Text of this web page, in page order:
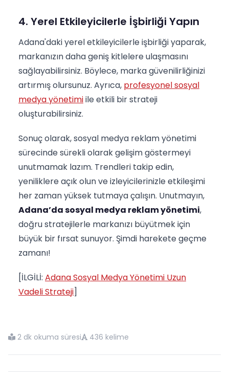
4. Yerel Etkileyicilerle İşbirliği Yapın
Adana'daki yerel etkileyicilerle işbirliği yaparak,
markanızın daha geniş kitlelere ulaşmasını
sağlayabilirsiniz. Böylece, marka güvenilirliğinizi
artırmış olursunuz. Ayrıca, profesyonel sosyal
medya yönetimiile etkili bir strateji
oluşturabilirsiniz.
Sonuç olarak, sosyal medya reklam yönetimi
sürecinde sürekli olarak gelişim göstermeyi
unutmamak lazım. Trendleri takip edin,
yeniliklere açık olun ve izleyicilerinizle etkileşimi
her zaman yüksek tutmaya çalışın. Unutmayın,
Adana’da sosyal medya reklam yönetimi,
doğru stratejilerle markanızı büyütmek için
büyük bir fırsat sunuyor. Şimdi harekete geçme
zamanı!
[İLGİLİ: Adana Sosyal Medya Yönetimi Uzun
Vadeli Strateji]
2 dk okuma süresi 436 kelime